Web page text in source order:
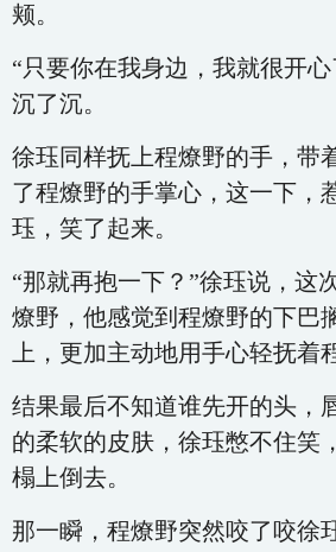
颊。
“只要你在我身边，我就很开
沉了沉。
徐珏同样抚上程燎野的手，带
了程燎野的手掌心，这一下，
珏，笑了起来。
“那就再抱一下？”徐珏说，这
燎野，他感觉到程燎野的下巴
上，更加主动地用手心轻抚着
结果最后不知道谁先开的头，
的柔软的皮肤，徐珏憋不住笑
榻上倒去。
那一瞬，程燎野突然咬了咬徐